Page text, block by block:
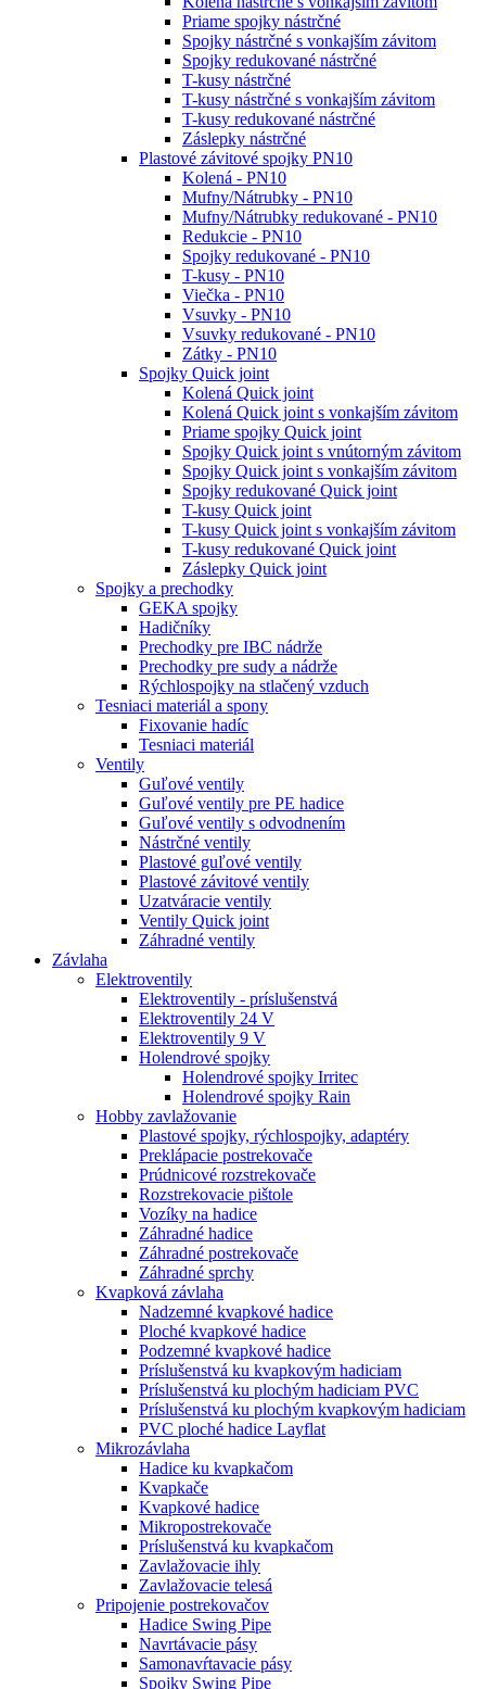
Priame spojky nástrčné
Spojky nástrčné s vonkajším závitom
Spojky redukované nástrčné
T-kusy nástrčné
T-kusy nástrčné s vonkajším závitom
T-kusy redukované nástrčné
Záslepky nástrčné
Plastové závitové spojky PN10
Kolená - PN10
Mufny/Nátrubky - PN10
Mufny/Nátrubky redukované - PN10
Redukcie - PN10
Spojky redukované - PN10
T-kusy - PN10
Viečka - PN10
Vsuvky - PN10
Vsuvky redukované - PN10
Zátky - PN10
Spojky Quick joint
Kolená Quick joint
Kolená Quick joint s vonkajším závitom
Priame spojky Quick joint
Spojky Quick joint s vnútorným závitom
Spojky Quick joint s vonkajším závitom
Spojky redukované Quick joint
T-kusy Quick joint
T-kusy Quick joint s vonkajším závitom
T-kusy redukované Quick joint
Záslepky Quick joint
Spojky a prechodky
GEKA spojky
Hadičníky
Prechodky pre IBC nádrže
Prechodky pre sudy a nádrže
Rýchlospojky na stlačený vzduch
Tesniaci materiál a spony
Fixovanie hadíc
Tesniaci materiál
Ventily
Guľové ventily
Guľové ventily pre PE hadice
Guľové ventily s odvodnením
Nástrčné ventily
Plastové guľové ventily
Plastové závitové ventily
Uzatváracie ventily
Ventily Quick joint
Záhradné ventily
Závlaha
Elektroventily
Elektroventily - príslušenstvá
Elektroventily 24 V
Elektroventily 9 V
Holendrové spojky
Holendrové spojky Irritec
Holendrové spojky Rain
Hobby zavlažovanie
Plastové spojky, rýchlospojky, adaptéry
Preklápacie postrekovače
Prúdnicové rozstrekovače
Rozstrekovacie pištole
Vozíky na hadice
Záhradné hadice
Záhradné postrekovače
Záhradné sprchy
Kvapková závlaha
Nadzemné kvapkové hadice
Ploché kvapkové hadice
Podzemné kvapkové hadice
Príslušenstvá ku kvapkovým hadiciam
Príslušenstvá ku plochým hadiciam PVC
Príslušenstvá ku plochým kvapkovým hadiciam
PVC ploché hadice Layflat
Mikrozávlaha
Hadice ku kvapkačom
Kvapkače
Kvapkové hadice
Mikropostrekovače
Príslušenstvá ku kvapkačom
Zavlažovacie ihly
Zavlažovacie telesá
Pripojenie postrekovačov
Hadice Swing Pipe
Navrtávacie pásy
Samonavŕtavacie pásy
Spojky Swing Pipe